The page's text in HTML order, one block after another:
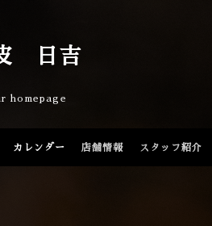
日吉
homepage
カレンダー 店舗情報 スタッフ紹介